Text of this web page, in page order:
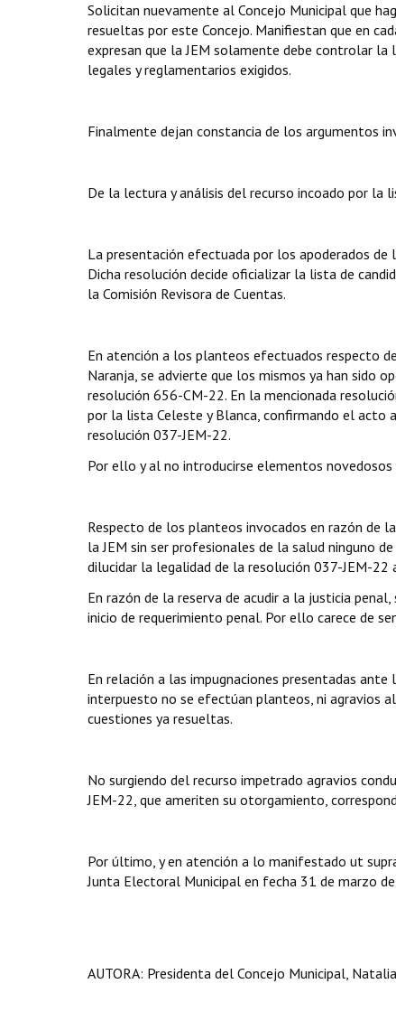
Solicitan nuevamente al Concejo Municipal que
resueltas por este Concejo. Manifiestan que en
expresan que la JEM solamente debe controlar la
legales y reglamentarios exigidos.
Finalmente dejan constancia de los argumentos
De la lectura y análisis del recurso incoado por la
La presentación efectuada por los apoderados
Dicha resolución decide oficializar la lista de
la Comisión Revisora de Cuentas.
En atención a los planteos efectuados respecto
Naranja, se advierte que los mismos ya han sido
resolución 656-CM-22. En la mencionada
por la lista Celeste y Blanca, confirmando el acto
resolución 037-JEM-22.
Por ello y al no introducirse elementos
Respecto de los planteos invocados en razón de
la JEM sin ser profesionales de la salud ninguno
dilucidar la legalidad de la resolución 037-JEM-22
En razón de la reserva de acudir a la justicia
inicio de requerimiento penal. Por ello carece de
En relación a las impugnaciones presentadas
interpuesto no se efectúan planteos, ni agravios
cuestiones ya resueltas.
No surgiendo del recurso impetrado agravios
JEM-22, que ameriten su otorgamiento,
Por último, y en atención a lo manifestado ut
Junta Electoral Municipal en fecha 31 de marzo
AUTORA: Presidenta del Concejo Municipal,